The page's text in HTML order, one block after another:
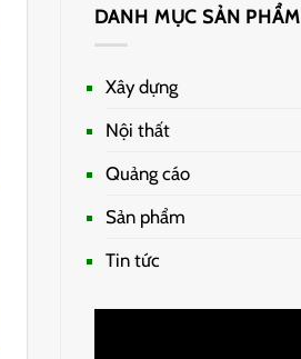
DANH MỤC SẢN PHẨM
Xây dựng
Nội thất
Quảng cáo
Sản phẩm
Tin tức